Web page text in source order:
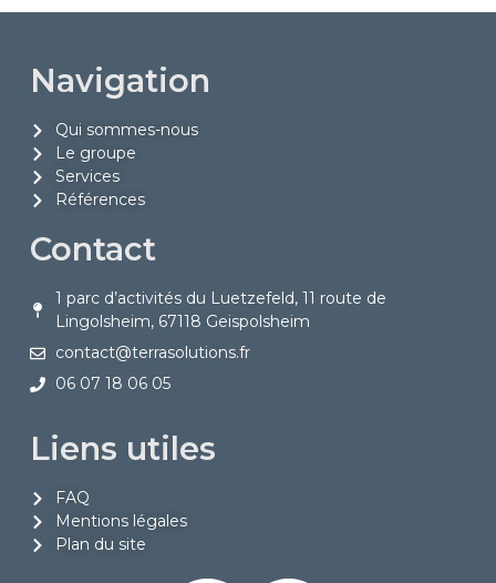
Navigation
Qui sommes-nous
Le groupe
Services
Références
Contact
1 parc d’activités du Luetzefeld, 11 route de
Lingolsheim, 67118 Geispolsheim
contact@terrasolutions.fr
06 07 18 06 05
Liens utiles
FAQ
Mentions légales
Plan du site